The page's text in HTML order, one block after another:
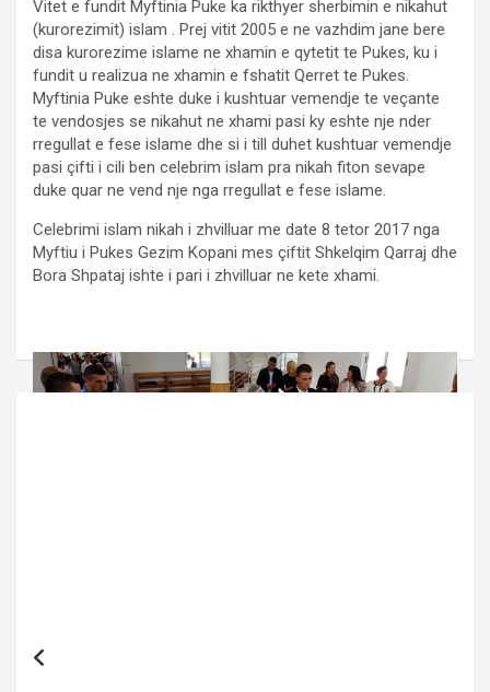
Vitet e fundit Myftinia Puke ka rikthyer sherbimin e nikahut
(kurorezimit) islam . Prej vitit 2005 e ne vazhdim jane bere
disa kurorezime islame ne xhamin e qytetit te Pukes, ku i
fundit u realizua ne xhamin e fshatit Qerret te Pukes.
Myftinia Puke eshte duke i kushtuar vemendje te veçante
te vendosjes se nikahut ne xhami pasi ky eshte nje nder
rregullat e fese islame dhe si i till duhet kushtuar vemendje
pasi çifti i cili ben celebrim islam pra nikah fiton sevape
duke quar ne vend nje nga rregullat e fese islame.
Celebrimi islam nikah i zhvilluar me date 8 tetor 2017 nga
Myftiu i Pukes Gezim Kopani mes çiftit Shkelqim Qarraj dhe
Bora Shpataj ishte i pari i zhvilluar ne kete xhami.